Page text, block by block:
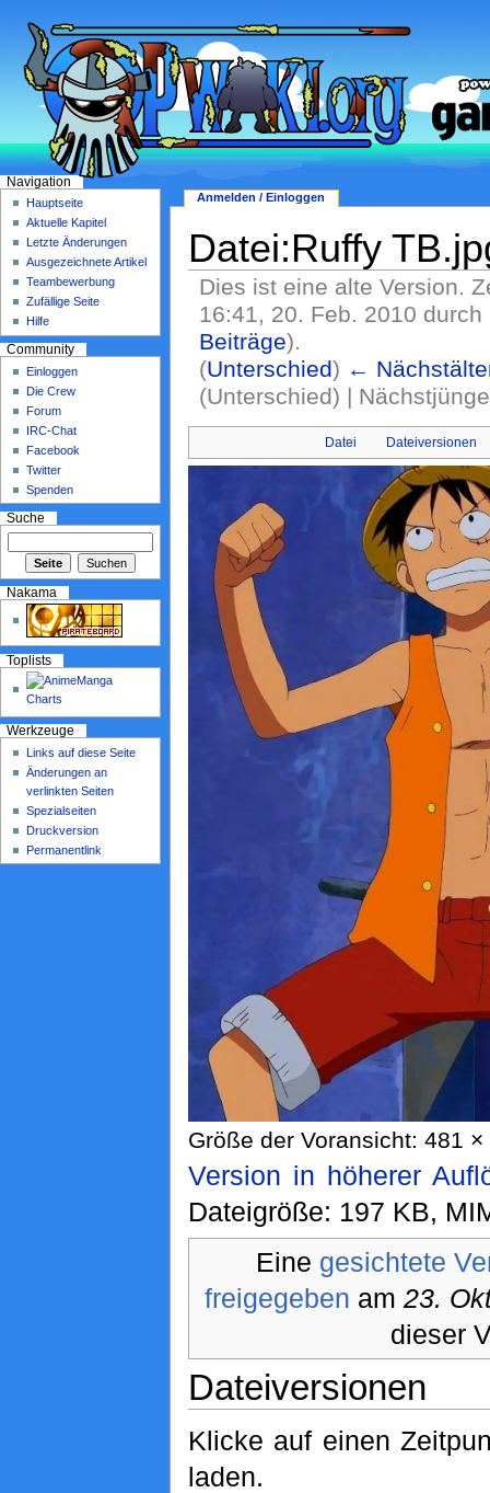
Datei:Ruffy
Dies ist eine alte Version.
16:41, 20. Feb. 2010 durch
Beiträge).
(Unterschied) ←
(Unterschied) |
Datei Dateiversionen
Größe der Voransicht: 481
Version in höherer
Dateigröße: 197 KB,
Eine gesichtete
freigegeben am23.
dieser
Dateiversionen
Klicke auf einen
laden.
Anmelden / Einloggen
Navigation
Hauptseite
Aktuelle Kapitel
Letzte Änderungen
Ausgezeichnete Artikel
Teambewerbung
Zufällige Seite
Hilfe
Community
Einloggen
Die Crew
Forum
IRC-Chat
Facebook
Twitter
Spenden
Suche
Nakama
Toplists
Werkzeuge
Links auf diese Seite
Änderungen an
verlinkten Seiten
Spezialseiten
Druckversion
Permanentlink